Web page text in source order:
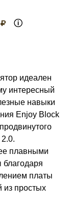
идеален
интересный
навыки
Enjoy Block
плавными
платы
из простых